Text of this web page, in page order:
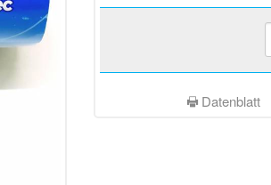
Datenblatt